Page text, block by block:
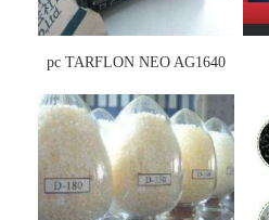
pc TARFLON NEO AG1640